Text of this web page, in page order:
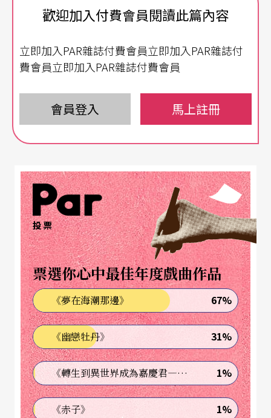
年，爲了紀念這位國際級大師的成就，曾瑞媛特地
重現。
笛、大鍵琴家許宜敏，旅法古典吉他名家蔡世鴻，
以及旅美畫家曾英棟與她共同合作；黎美光的《我
顏鳳曦的《氣球只有皮膚，裡面一無所有》，以視
覺傳送打破作文式的接連舞蹈，均屬創新的舞碼。
歡迎加入付費會員閱讀此篇內容
立即加入PAR雜誌付費會員立即加入PAR雜誌付
費會員立即加入PAR雜誌付費會員
會員登入 馬上註冊
投票
票選你心中最佳年度戲曲作品
《夢在海潮那邊》 67%
《幽戀牡丹》 31%
《轉生到異世界成為嘉慶君—發現我的祖先是詐騙集團!?》 1%
《赤子》 1%